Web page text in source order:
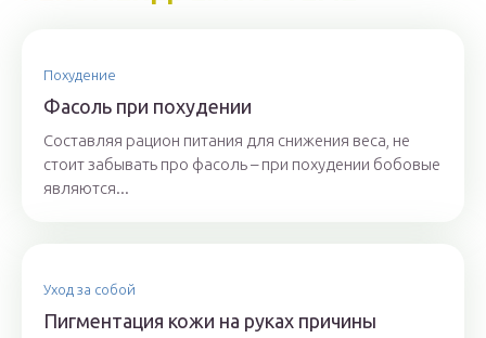
Похудение
Фасоль при похудении
Составляя рацион питания для снижения веса, не
стоит забывать про фасоль – при похудении бобовые
являются...
Уход за собой
Пигментация кожи на руках причины